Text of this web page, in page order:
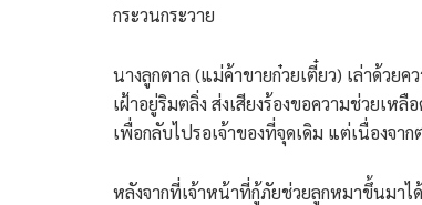
กระวนกระวาย
นางลูกตาล (แม่ค้าขายก๋วยเตี๋ยว) เล่าด้วย
เฝ้าอยู่ริมตลิ่ง ส่งเสียงร้องขอความช่วยเห
เพื่อกลับไปรอเจ้าของที่จุดเดิม แต่เนื่องจ
หลังจากที่เจ้าหน้าที่กู้ภัยช่วยลูกหมาขึ้นมา